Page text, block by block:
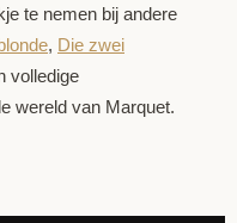
te nemen bij andere
, Die zwei
volledige
wereld van Marquet.